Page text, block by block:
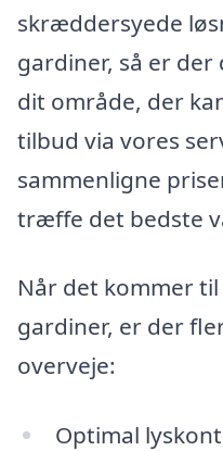
skræddersyede
gardiner, så er
dit område, der
tilbud via vores
sammenligne
træffe det bedste
Når det kommer
gardiner, er der
overveje:
Optimal